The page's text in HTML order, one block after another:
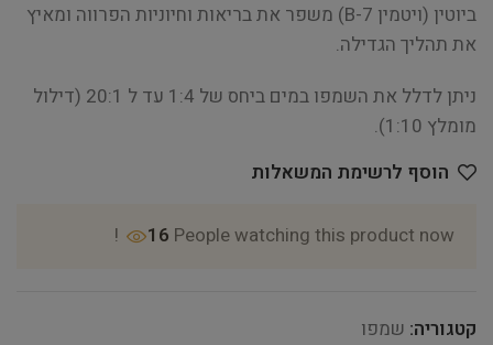
ביוטין (ויטמין B-7) משפר את בריאות וחיוניות הפרווה ומאיץ
את תהליך הגדילה.
ניתן לדלל את השמפו במים ביחס של 1:4 עד ל 20:1 (דילול
מומלץ 1:10).
הוסף לרשימת המשאלות
16 People watching this product now!
קטגוריה: שמפו